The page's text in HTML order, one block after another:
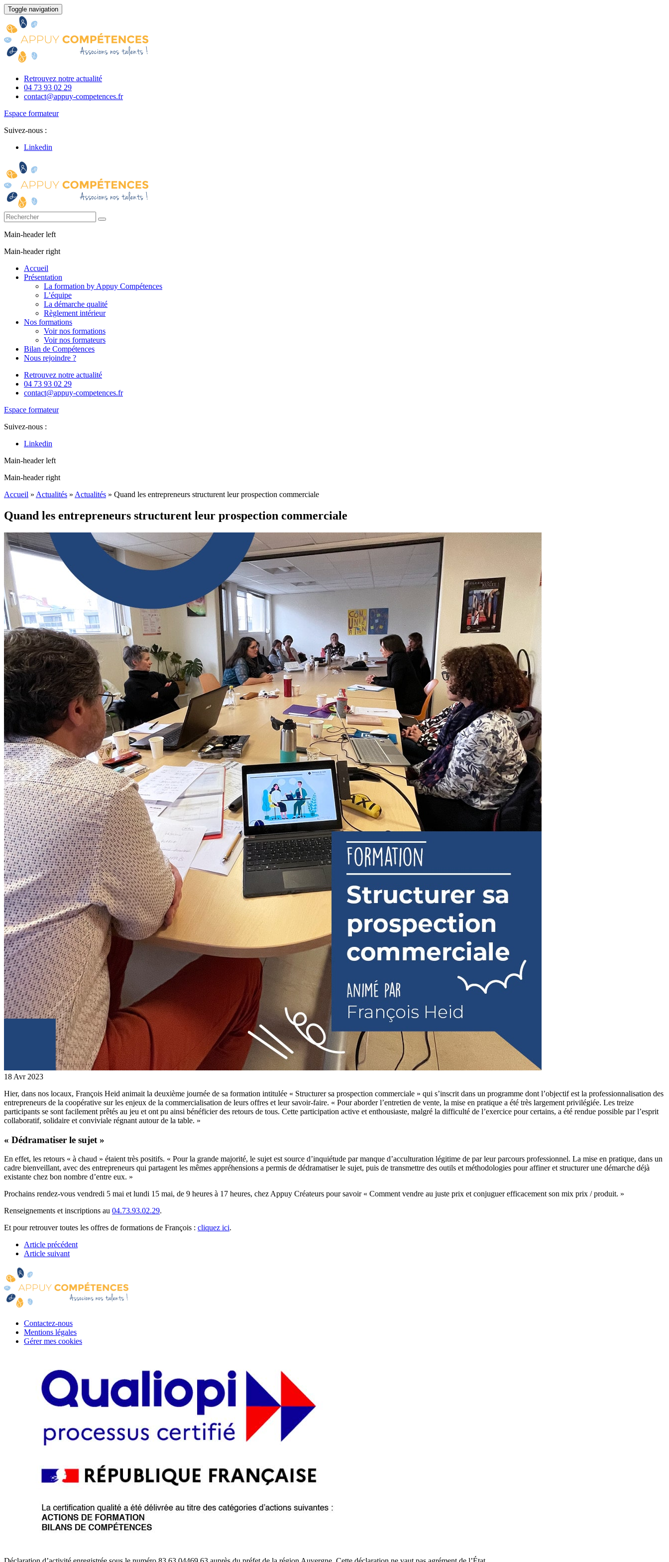
Toggle navigation
Retrouvez notre actualité
04 73 93 02 29
contact@appuy-competences.fr
Espace formateur
Suivez-nous :
Linkedin
Main-header left
Main-header right
Accueil
Présentation
La formation by Appuy Compétences
L’équipe
La démarche qualité
Règlement intérieur
Nos formations
Voir nos formations
Voir nos formateurs
Bilan de Compétences
Nous rejoindre ?
Retrouvez notre actualité
04 73 93 02 29
contact@appuy-competences.fr
Espace formateur
Suivez-nous :
Linkedin
Main-header left
Main-header right
Accueil » Actualités » Actualités » Quand les entrepreneurs structurent leur prospection commerciale
Quand les entrepreneurs structurent leur prospection commerciale
18 Avr 2023
Hier, dans nos locaux, François Heid animait la deuxième journée de sa formation intitulée « Structurer sa prospection commerciale » qui s’inscrit dans un programme dont l’objectif est la professionnalisation des
entrepreneurs de la coopérative sur les enjeux de la commercialisation de leurs offres et leur savoir-faire. « Pour aborder l’entretien de vente, la mise en pratique a été très largement privilégiée. Les treize
participants se sont facilement prêtés au jeu et ont pu ainsi bénéficier des retours de tous. Cette participation active et enthousiaste, malgré la difficulté de l’exercice pour certains, a été rendue possible par l’esprit
collaboratif, solidaire et conviviale régnant autour de la table. »
« Dédramatiser le sujet »
En effet, les retours « à chaud » étaient très positifs. « Pour la grande majorité, le sujet est source d’inquiétude par manque d’acculturation légitime de par leur parcours professionnel. La mise en pratique, dans un
cadre bienveillant, avec des entrepreneurs qui partagent les mêmes appréhensions a permis de dédramatiser le sujet, puis de transmettre des outils et méthodologies pour affiner et structurer une démarche déjà
existante chez bon nombre d’entre eux. »
Prochains rendez-vous vendredi 5 mai et lundi 15 mai, de 9 heures à 17 heures, chez Appuy Créateurs pour savoir « Comment vendre au juste prix et conjuguer efficacement son mix prix / produit. »
Renseignements et inscriptions au 04.73.93.02.29.
Et pour retrouver toutes les offres de formations de François : cliquez ici.
Article précédent
Article suivant
Contactez-nous
Mentions légales
Gérer mes cookies